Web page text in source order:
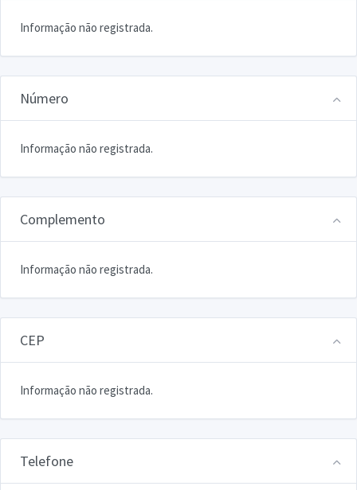
Informação não registrada.
Número
Informação não registrada.
Complemento
Informação não registrada.
CEP
Informação não registrada.
Telefone